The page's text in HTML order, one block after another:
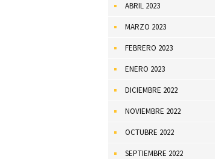
ABRIL 2023
MARZO 2023
FEBRERO 2023
ENERO 2023
DICIEMBRE 2022
NOVIEMBRE 2022
OCTUBRE 2022
SEPTIEMBRE 2022